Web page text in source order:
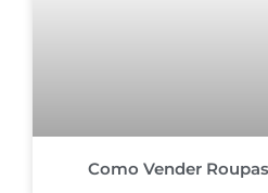
Como Vender